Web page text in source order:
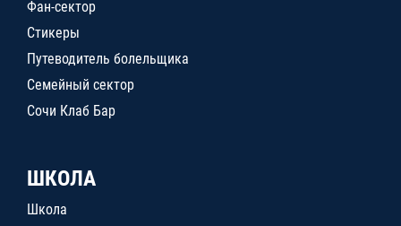
Фан-сектор
Стикеры
Путеводитель болельщика
Семейный сектор
Сочи Клаб Бар
ШКОЛА
Школа